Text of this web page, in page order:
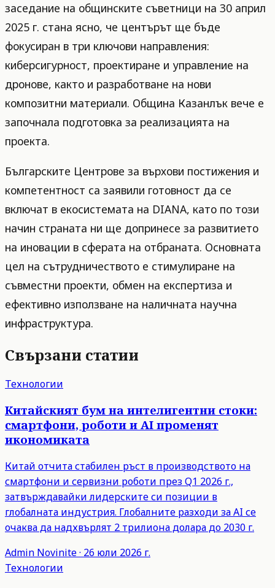
заседание на общинските съветници на 30 април
2025 г. стана ясно, че центърът ще бъде
фокусиран в три ключови направления:
киберсигурност, проектиране и управление на
дронове, както и разработване на нови
композитни материали. Община Казанлък вече е
започнала подготовка за реализацията на
проекта.
Българските Центрове за върхови постижения и
компетентност са заявили готовност да се
включат в екосистемата на DIANA, като по този
начин страната ни ще допринесе за развитието
на иновации в сферата на отбраната. Основната
цел на сътрудничеството е стимулиране на
съвместни проекти, обмен на експертиза и
ефективно използване на наличната научна
инфраструктура.
Свързани статии
Технологии
Китайският бум на интелигентни стоки:
смартфони, роботи и AI променят
икономиката
Китай отчита стабилен ръст в производството на
смартфони и сервизни роботи през Q1 2026 г.,
затвърждавайки лидерските си позиции в
глобалната индустрия. Глобалните разходи за AI се
очаква да надхвърлят 2 трилиона долара до 2030 г.
Admin Novinite· 26 юли 2026 г.
Технологии